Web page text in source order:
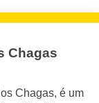
Chagas
Chagas, é um